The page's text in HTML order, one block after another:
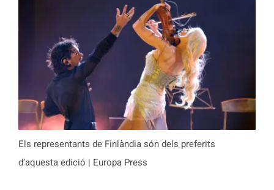
Els representants de Finlàndia són dels preferits
d’aquesta edició | Europa Press